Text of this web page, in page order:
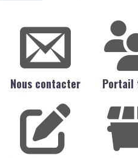
Nous contacter Portail